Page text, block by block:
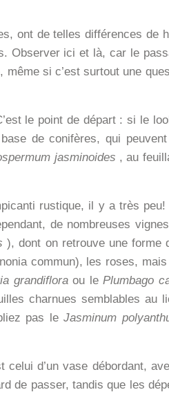
ont de telles différences de
Observer ici et là, car le
si c’est surtout une
le point de départ : si le
de conifères, qui
jasminoides , au
rustique, il y a très
de nombreuses
), dont on retrouve une forme
commun), les roses,
grandifloraou lePlumbago
charnues semblables
pas leJasminum
d’un vase débordant,
de passer, tandis que les